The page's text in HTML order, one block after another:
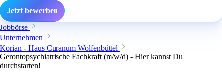
Jetzt bewerben
Jobbörse
Unternehmen
Korian - Haus Curanum Wolfenbüttel
Gerontopsychiatrische Fachkraft (m/w/d) - Hier kannst Du
durchstarten!